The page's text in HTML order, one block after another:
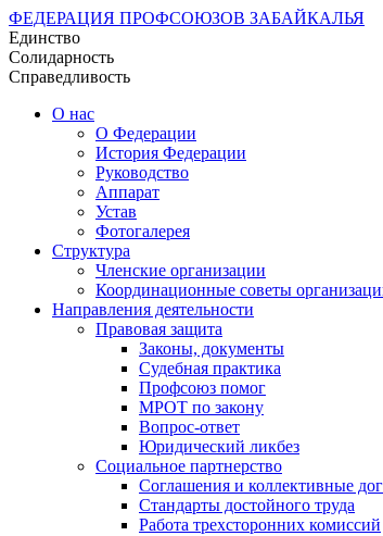
ФЕДЕРАЦИЯ ПРОФСОЮЗОВ ЗАБАЙКАЛЬЯ
Единство
Солидарность
Справедливость
О нас
О Федерации
История Федерации
Руководство
Аппарат
Устав
Фотогалерея
Структура
Членские организации
Координационные советы
Направления деятельности
Правовая защита
Законы, документы
Судебная практика
Профсоюз помог
МРОТ по закону
Вопрос-ответ
Юридический ликбез
Социальное партнерство
Соглашения и коллективные
Стандарты достойного труда
Работа трехсторонних комиссий